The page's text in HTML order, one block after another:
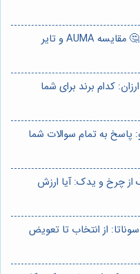
⭐️ لاستیک نکسن بخریم یا نه؟ 🤔 مقایسه AUMA و تایر
کدام برند برای شما
پاسخ به تمام سوالات شما
از چرخ و یدک: آیا ارزش
از انتخاب تا تعویض